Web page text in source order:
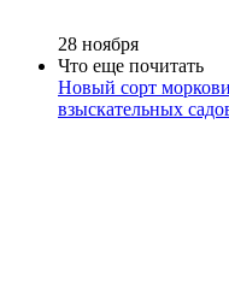
28 ноября
Что еще почитать
Новый сорт
взыскательных